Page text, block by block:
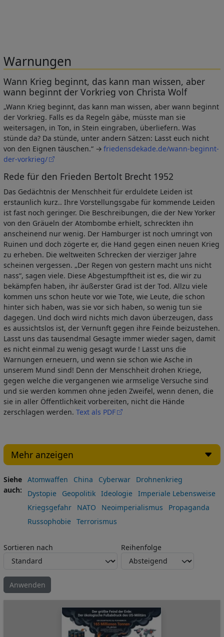
Warnungen
Wann Krieg beginnt, das kann man wissen, aber
wann beginnt der Vorkrieg von Christa Wolf
„Wann Krieg beginnt, das kann man wissen, aber wann beginnt
der Vorkrieg. Falls es da Regeln gäbe, müsste man sie
weitersagen, in Ton, in Stein eingraben, überliefern. Was
stünde da? Da stünde, unter andern Sätzen: Lasst euch nicht
von den Eignen täuschen.“
friedensdekade.de/wann-beginnt-
der-vorkrieg/
Rede für den Frieden Bertolt Brecht 1952
Das Gedächtnis der Menschheit für erduldete Leiden ist
erstaunlich kurz.. Ihre Vorstellungsgabe für kommende Leiden
ist fast noch geringer. Die Beschreibungen, die der New Yorker
von den Gräueln der Atombombe erhielt, schreckten ihn
anscheinend nur wenig. Der Hamburger ist noch umringt von
Ruinen und doch zögerte er, die Hand gegen einen neuen Krieg
zu erheben. Die weltweiten Schrecken der vierziger Jahre
scheinen vergessen. „Der Regen von gestern macht uns nicht
nass“, sagen viele. Diese Abgestumpftheit ist es, die wir zu
bekämpfen haben, ihr äußerster Grad ist der Tod. Allzu viele
kommen uns schon heute vor wie Tote, wie Leute, die schon
hinter sich haben, was sie vor sich haben, so wenig tun sie
dagegen. Und doch wird nichts mich davon überzeugen, dass
es aussichtslos ist, der Vernunft gegen ihre Feinde beizustehen.
Lasst uns das tausendmal Gesagte immer wieder sagen, damit
es nicht einmal zu wenig gesagt wurde ! Lasst uns die
Warnungen erneuern, und wenn sie schon wie Asche in
unserem Mund sind! Denn der Menschheit drohen Kriege,
gegen welche die vergangenen wie armselige Versuche sind
und sie werden kommen ohne jeden Zweifel, wenn denen, die
sie in aller Öffentlichkeit vorbereiten, nicht die Hände
zerschlagen werden. Text als PDF
Mehr anzeigen
Siehe
auch
Atomwaffen China Cyberwar
Drohnenkrieg
Dystopie
Geopolitik Ideologie
Imperiale Lebensweise
Kriegsgefahr
NATO Neoimperialismus
Propaganda
Russophobie
Terrorismus
Sortieren nach Reihenfolge